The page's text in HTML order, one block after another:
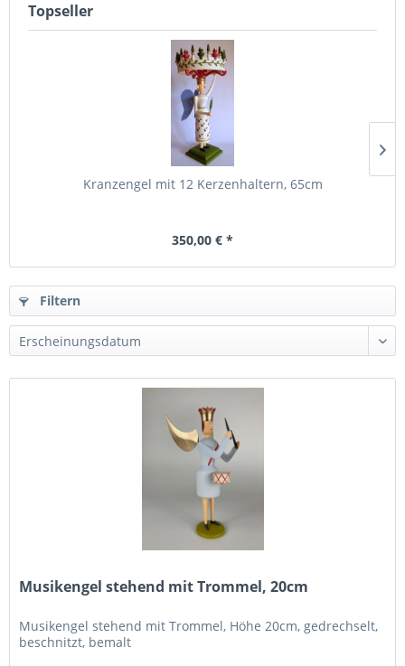
Topseller
Kranzengel mit 12 Kerzenhaltern, 65cm
350,00 € *
Filtern
Musikengel stehend mit Trommel, 20cm
Musikengel stehend mit Trommel, Höhe 20cm, gedrechselt,
beschnitzt, bemalt